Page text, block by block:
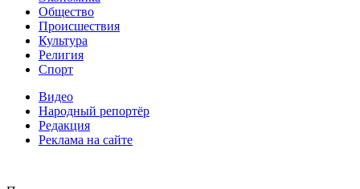
Общество
Происшествия
Культура
Религия
Спорт
Видео
Народный репортёр
Редакция
Реклама на сайте